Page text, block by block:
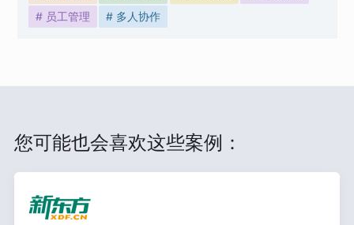
# 员工管理
# 多人协作
您可能也会喜欢这些案例：